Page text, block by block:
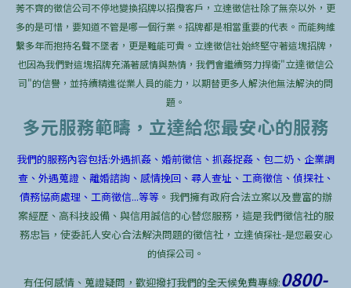
莠不齊的徵信公司不停地變換招牌以招攬客戶，立達徵信社除了無奈以外，更
多的是可惜，要知道不管是哪一個行業。招牌都是相當重要的代表。而能夠維
繫多年而抱持名聲不墜者，更是難能可貴。立達徵信社始終堅守著這塊招牌，
也因為我們對這塊招牌充滿著感情與熱情，我們會繼續努力捍衛"立達徵信公
司"的信譽，並持續精進從業人員的能力，以期替更多人解決他無法解決的問
題。
多元服務範疇，立達給您最安心的服務
我們的服務內容包括:外遇抓姦、婚前徵信、抓姦捉姦、包二奶、企業調
查、外遇蒐證、離婚諮詢、感情挽回、尋人查址、工商徵信、偵探社、
債務協商處理、工商徵信...等等。我們擁有政府合法立案以及豐富的辦
案經歷、高科技設備、與信用誠信的心替您服務，這是我們徵信社的服
務忠旨，使委託人安心合法解決問題的徵信社，立達偵探社-是您最安心
的偵探公司。
有任何感情、蒐證疑問，歡迎撥打我們的全天候免費專線:0800-